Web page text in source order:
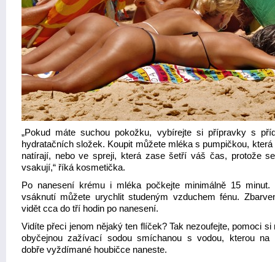
„Pokud máte suchou pokožku, vybírejte si přípravky s
hydratačních složek. Koupit můžete mléka s pumpičkou, která
natírají, nebo ve spreji, která zase šetří váš čas, protože
vsakují,“ říká kosmetička.
Po nanesení krému i mléka počkejte minimálně 15 minut.
vsáknutí můžete urychlit studeným vzduchem fénu.
vidět cca do tří hodin po nanesení.
Vidíte přeci jenom nějaký ten flíček? Tak nezoufejte, pomoci si
obyčejnou zažívací sodou smíchanou s vodou, kterou na
dobře vyždímané houbičce naneste.